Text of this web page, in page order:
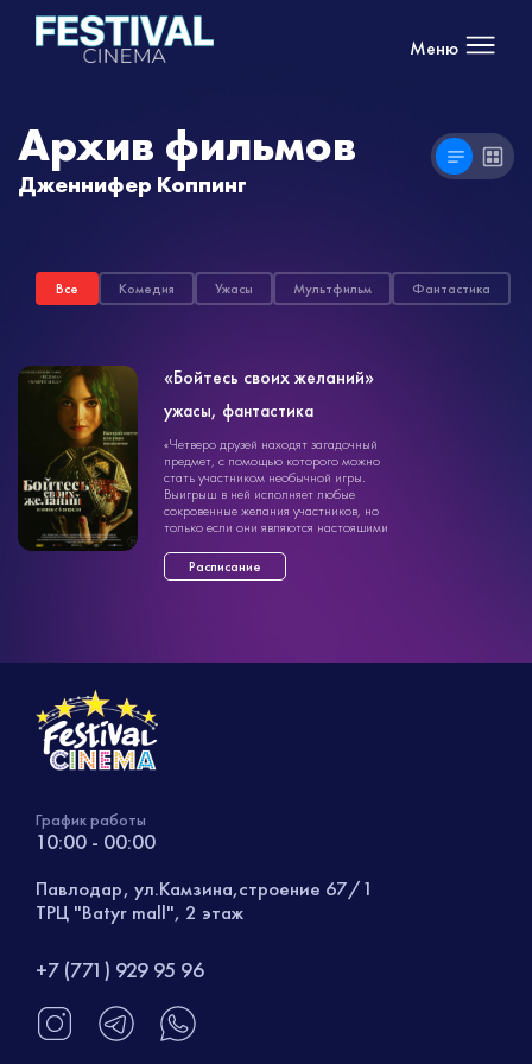
Меню
Архив фильмов
Дженнифер Коппинг
Все Комедия Ужасы Мультфильм Фантастика
ужасы
1ч. 27мин.
18+
«Бойтесь своих желаний»
ужасы, фантастика
«Четверо друзей находят загадочный
предмет, с помощью которого можно
стать участником необычной игры.
Выигрыш в ней исполняет любые
сокровенные желания участников, но
только если они являются настоящими
исполнением зловещи ...»
Расписание
График работы
10:00 - 00:00
Павлодар, ул.Камзина,строение 67/1
ТРЦ "Batyr mall", 2 этаж
+7 (771) 929 95 96